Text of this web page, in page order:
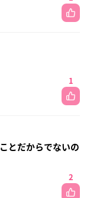
1
とだからでないの
2